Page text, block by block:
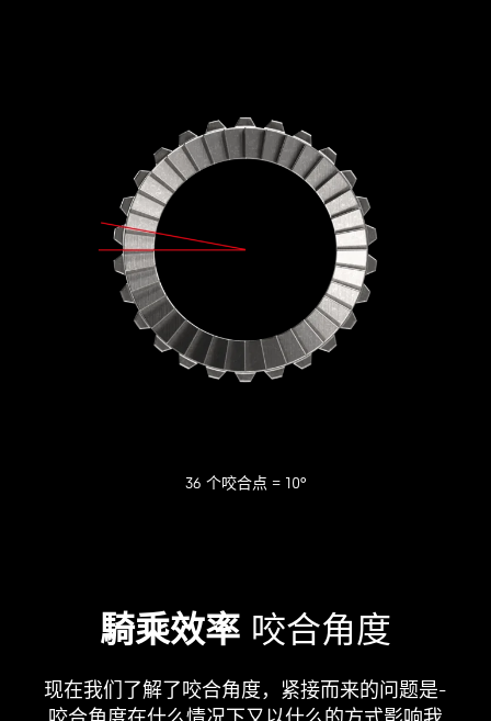
36 个咬合点 = 10º
騎乘效率 咬合角度
现在我们了解了咬合角度，紧接而来的问题是-